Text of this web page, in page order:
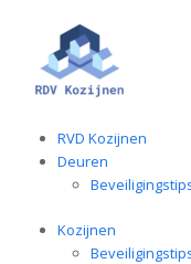
RVD Kozijnen
Deuren
Kozijnen